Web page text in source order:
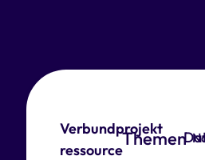
Verbundprojekt
ressource
Themen